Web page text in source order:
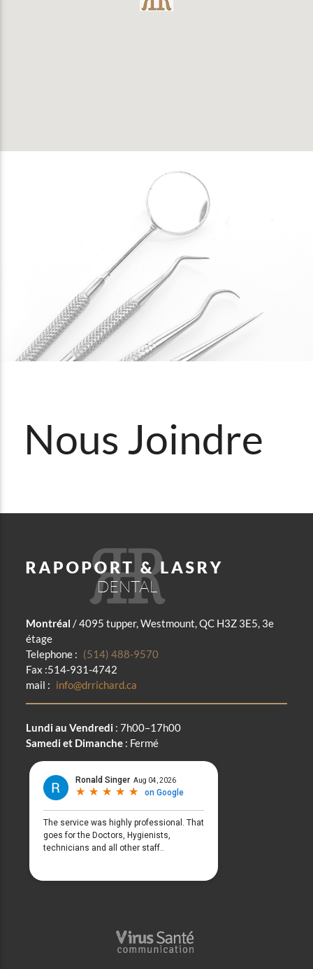
Nous Joindre
Montréal/ 4095 tupper, Westmount, QC H3Z 3E5, 3e
étage
Telephone : (514) 488-9570
Fax :514-931-4742
mail : info@drrichard.ca
Lundi au Vendredi : 7h00–17h00
Samedi et Dimanche : Fermé